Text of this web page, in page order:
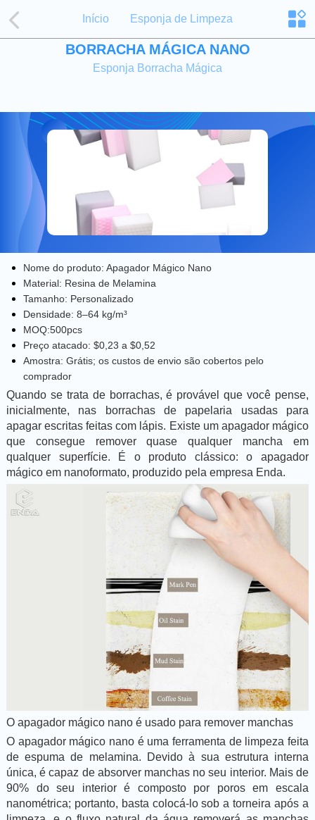
Início Esponja de Limpeza
BORRACHA MÁGICA NANO
Esponja Borracha Mágica
Nome do produto: Apagador Mágico Nano
Material: Resina de Melamina
Tamanho: Personalizado
Densidade: 8–64 kg/m³
MOQ:500pcs
Preço atacado: $0,23 a $0,52
Amostra: Grátis; os custos de envio são cobertos pelo
comprador
Quando se trata de borrachas, é provável que você pense,
inicialmente, nas borrachas de papelaria usadas para
apagar escritas feitas com lápis. Existe um apagador mágico
que consegue remover quase qualquer mancha em
qualquer superfície. É o produto clássico: o apagador
mágico em nanoformato, produzido pela empresa Enda.
O apagador mágico nano é usado para remover manchas
O apagador mágico nano é uma ferramenta de limpeza feita
de espuma de melamina. Devido à sua estrutura interna
única, é capaz de absorver manchas no seu interior. Mais de
90% do seu interior é composto por poros em escala
nanométrica; portanto, basta colocá-lo sob a torneira após a